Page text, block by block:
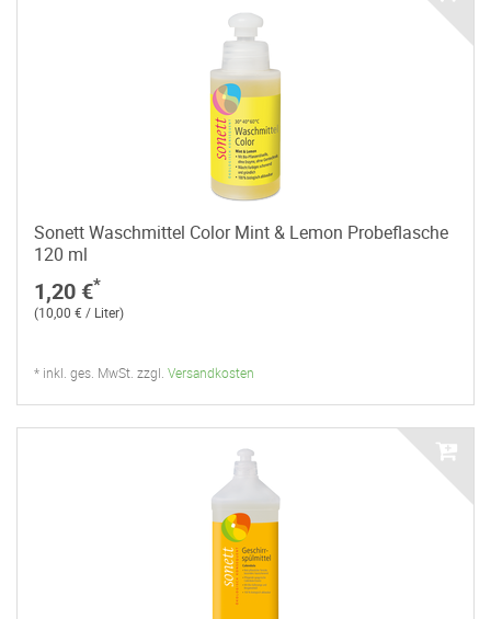
Sonett Waschmittel Color Mint & Lemon Probeflasche
120 ml
1,20 €*
(10,00 € / Liter)
* inkl. ges. MwSt. zzgl. Versandkosten